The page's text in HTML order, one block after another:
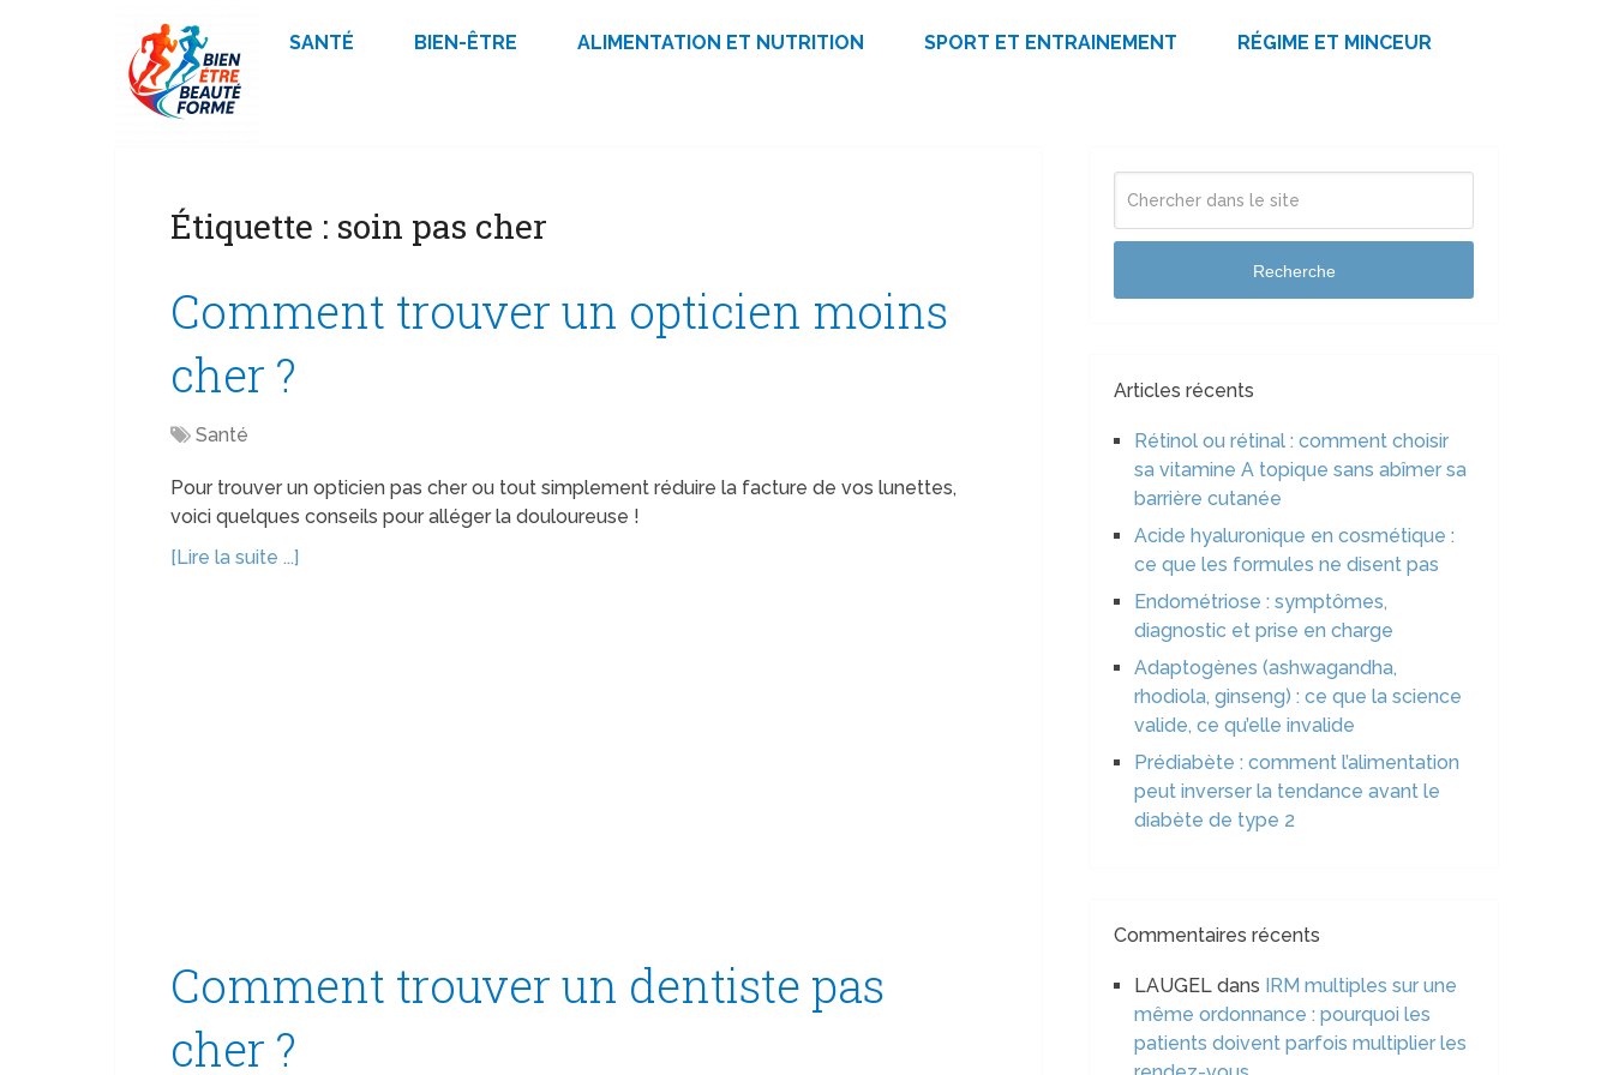
SANTÉ BIEN-ÊTRE ALIMENTATION ET NUTRITION SPORT ET ENTRAINEMENT RÉGIME ET MINCEUR
Étiquette : soin pas cher
Comment trouver un opticien moins
cher ?
Santé
Pour trouver un opticien pas cher ou tout simplement réduire la facture de vos lunettes,
voici quelques conseils pour alléger la douloureuse !
[Lire la suite ...]
Comment trouver un dentiste pas
cher ?
Recherche
Articles récents
Rétinol ou rétinal : comment choisir
sa vitamine A topique sans abîmer sa
barrière cutanée
Acide hyaluronique en cosmétique :
ce que les formules ne disent pas
Endométriose : symptômes,
diagnostic et prise en charge
Adaptogènes (ashwagandha,
rhodiola, ginseng) : ce que la science
valide, ce qu’elle invalide
Prédiabète : comment l’alimentation
peut inverser la tendance avant le
diabète de type 2
Commentaires récents
LAUGEL dans IRM multiples sur une
même ordonnance : pourquoi les
patients doivent parfois multiplier les